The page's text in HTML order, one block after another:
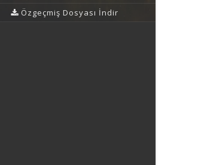
Özgeçmiş Dosyası İndir